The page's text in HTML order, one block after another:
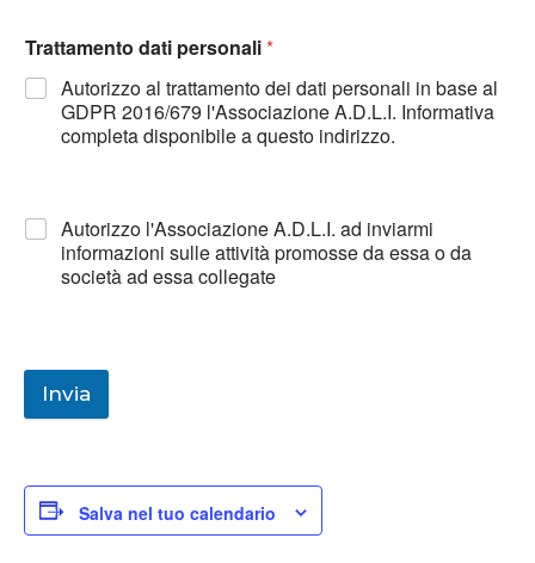
Trattamento dati personali*
Autorizzo al trattamento dei dati personali in base al
GDPR 2016/679 l'Associazione A.D.L.I. Informativa
completa disponibile a questo indirizzo.
Autorizzo l'Associazione A.D.L.I. ad inviarmi
informazioni sulle attività promosse da essa o da
società ad essa collegate
Invia
Salva nel tuo calendario